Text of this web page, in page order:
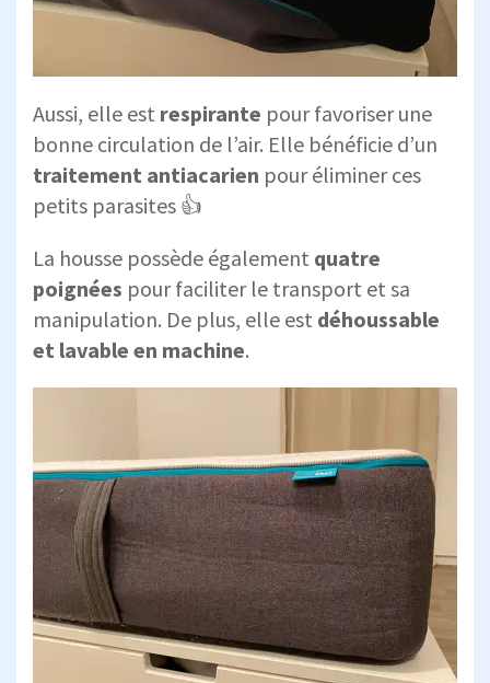
Aussi, elle est respirante pour favoriser une
bonne circulation de l’air. Elle bénéficie d’un
traitement antiacarien pour éliminer ces
petits parasites 👍
La housse possède également quatre
poignées pour faciliter le transport et sa
manipulation. De plus, elle est déhoussable
et lavable en machine.